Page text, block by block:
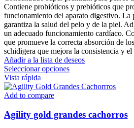
$29.300
through
$255.000
Contiene probióticos y prebióticos que
funcionamiento del aparato digestivo.
garantiza la salud del pelo y de la piel.
un adecuado funcionamiento cardíaco.
que promueve la correcta absorción de
schidigera que mejora la consistencia y el
Añadir a la lista de deseos
Seleccionar opcionesEste
tiene
Las
opciones
Vista rápida
Add to compare
Agility gold grandes cachorros